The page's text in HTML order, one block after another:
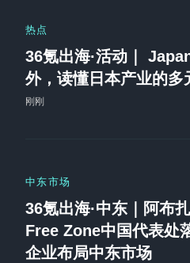
热点
36氪出海·活动｜
外，读懂日本产业的多
刚刚
中东市场
36氪出海·中东｜阿布
Free Zone中国代表处
企业布局中东市场